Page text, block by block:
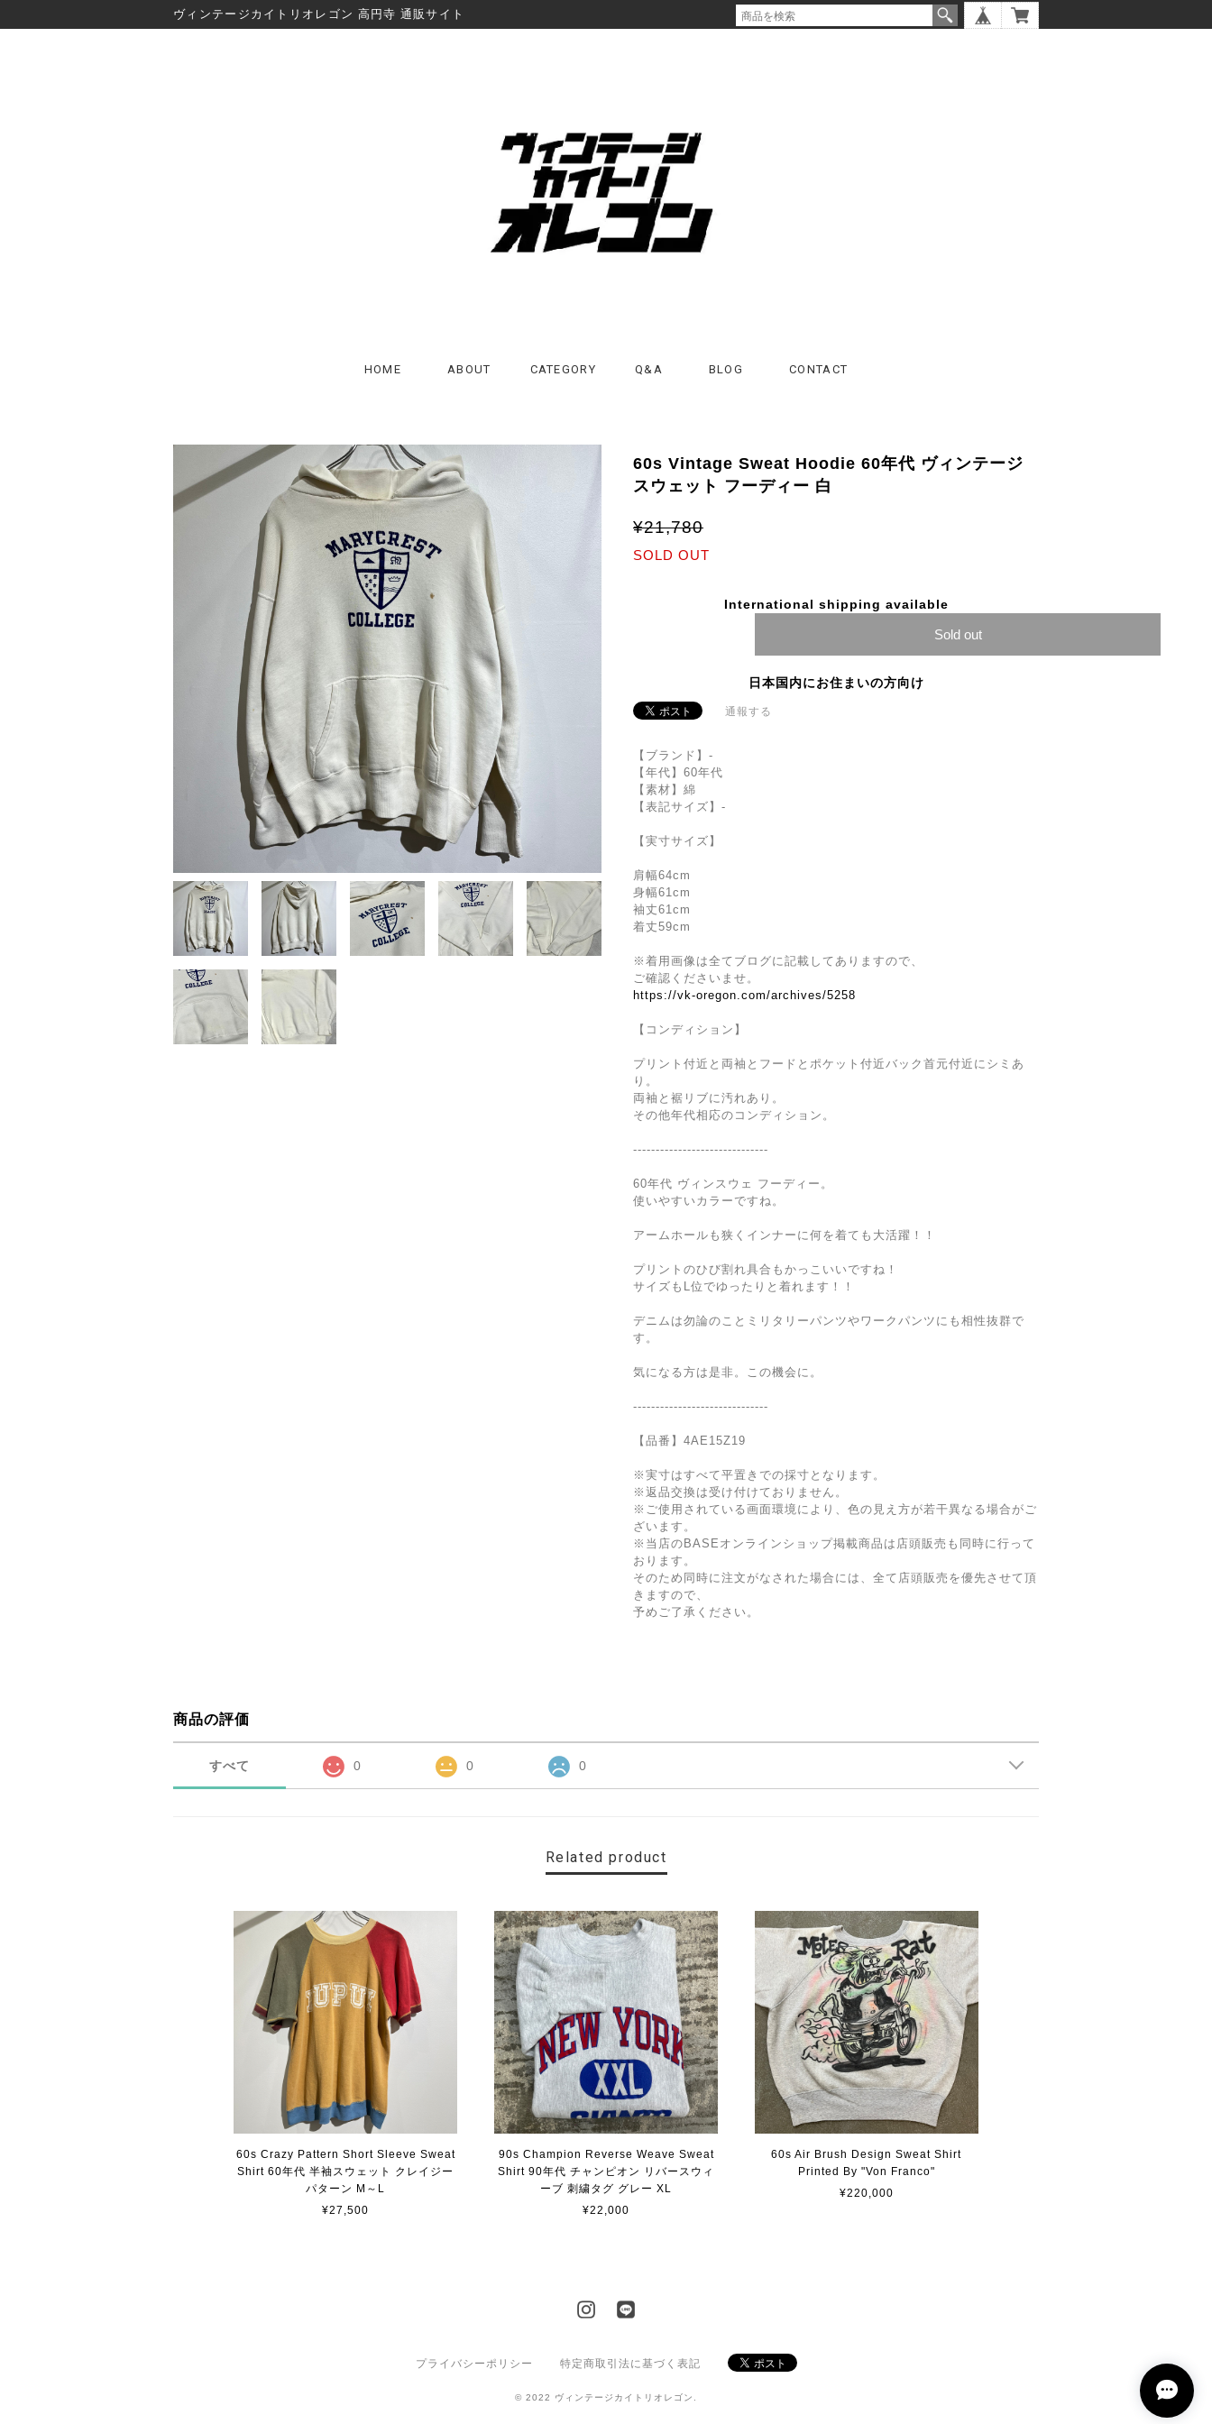
ヴィンテージカイトリオレゴン 高円寺 通販サイト
HOME ABOUT CATEGORY Q&A BLOG CONTACT
60s Vintage Sweat Hoodie 60年代 ヴィンテージ
スウェット フーディー 白
¥21,780
SOLD OUT
International shipping available
Sold out
日本国内にお住まいの方向け
通報する
【ブランド】‐
【年代】60年代
【素材】綿
【表記サイズ】-
【実寸サイズ】
肩幅64cm
身幅61cm
袖丈61cm
着丈59cm
※着用画像は全てブログに記載してありますので、
ご確認くださいませ。
https://vk-oregon.com/archives/5258
【コンディション】
プリント付近と両袖とフードとポケット付近バック首元付近にシミあ
り。
両袖と裾リブに汚れあり。
その他年代相応のコンディション。
------------------------------
60年代 ヴィンスウェ フーディー。
使いやすいカラーですね。
アームホールも狭くインナーに何を着ても大活躍！！
プリントのひび割れ具合もかっこいいですね！
サイズもL位でゆったりと着れます！！
デニムは勿論のことミリタリーパンツやワークパンツにも相性抜群で
す。
気になる方は是非。この機会に。
------------------------------
【品番】4AE15Z19
※実寸はすべて平置きでの採寸となります。
※返品交換は受け付けておりません。
※ご使用されている画面環境により、色の見え方が若干異なる場合がご
ざいます。
※当店のBASEオンラインショップ掲載商品は店頭販売も同時に行って
おります。
そのため同時に注文がなされた場合には、全て店頭販売を優先させて頂
きますので、
予めご了承ください。
商品の評価
すべて 0 0 0
Related product
60s Crazy Pattern Short Sleeve Sweat
Shirt 60年代 半袖スウェット クレイジー
パターン M～L
¥27,500
90s Champion Reverse Weave Sweat
Shirt 90年代 チャンピオン リバースウィ
ーブ 刺繍タグ グレー XL
¥22,000
60s Air Brush Design Sweat Shirt
Printed By "Von Franco"
¥220,000
プライバシーポリシー 特定商取引法に基づく表記
© 2022 ヴィンテージカイトリオレゴン.